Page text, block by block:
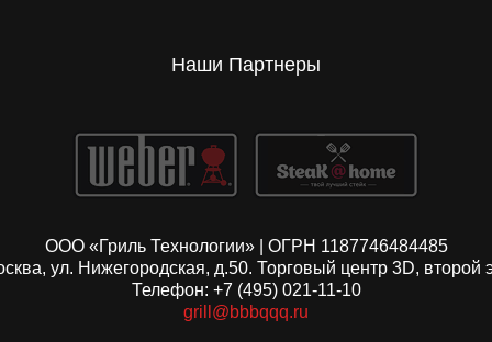
Наши Партнеры
ООО «Гриль Технологии» | ОГРН 1187746484485
ул. Нижегородская, д.50. Торговый центр 3D, второй
Телефон: +7 (495) 021-11-10
grill@bbbqqq.ru